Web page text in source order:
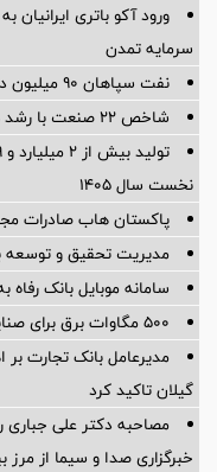
ورود آکو باتری
سرمایه تمدن
نفت سپاهان ۹۰ میلیون دلار ارزآوری کرد
شاخص ۲۲ صنعت با رشد همراه شد
نخست سال ۱۴۰۵
پاکستان هاب صادرات
مدیریت تحقیق و توسعه‌
سامانه موبایل بانک رفاه
۵۰۰ مگاوات برق برای صنایع تأمین شد
مدیرعامل بانک تجارت
گیلان تاکید کرد
مصاحبه دکتر علی جباری
خبرگزاری صدا و سیما از مرز